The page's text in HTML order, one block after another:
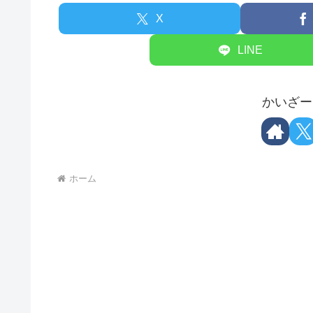
X
LINE
かいざ
ホーム